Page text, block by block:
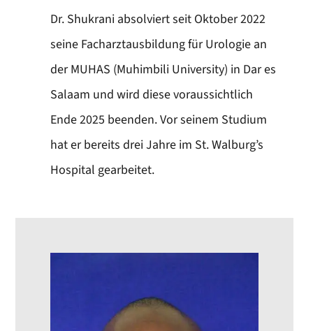
Dr. Shukrani absolviert seit Oktober 2022
seine Facharztausbildung für Urologie an
der MUHAS (Muhimbili University) in Dar es
Salaam und wird diese voraussichtlich
Ende 2025 beenden. Vor seinem Studium
hat er bereits drei Jahre im St. Walburg’s
Hospital gearbeitet.